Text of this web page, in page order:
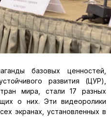
базовых ценностей,
развития (ЦУР),
мира, стали 17 разных
о них. Эти видеоролики
экранах, установленных в